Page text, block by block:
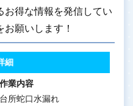
お得な情報を発信してい
願いします！
細
作業内容
台所蛇口水漏れ